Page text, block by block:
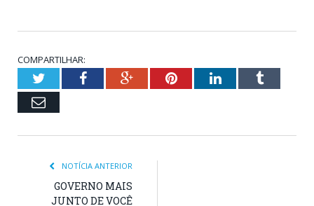
COMPARTILHAR:
TwitterFacebookGoogle+PinterestLinkedInTumblr
Email
NOTÍCIA ANTERIOR
GOVERNO MAIS
JUNTO DE VOCÊ